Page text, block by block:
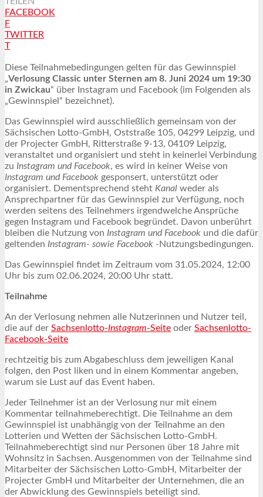
FACEBOOK
F
TWITTER
T
Diese Teilnahmebedingungen gelten für das Gewinnspiel
„Verlosung Classic unter Sternen am 8. Juni 2024 um 19:30
in Zwickau“ über Instagram und Facebook (im Folgenden als
„Gewinnspiel“ bezeichnet).
Das Gewinnspiel wird ausschließlich gemeinsam von der
Sächsischen Lotto-GmbH, Oststraße 105, 04299 Leipzig, und
der Projecter GmbH, Ritterstraße 9-13, 04109 Leipzig,
veranstaltet und organisiert und steht in keinerlei Verbindung
zu Instagram und Facebook, es wird in keiner Weise von
Instagram und Facebook gesponsert, unterstützt oder
organisiert. Dementsprechend steht Kanal weder als
Ansprechpartner für das Gewinnspiel zur Verfügung, noch
werden seitens des Teilnehmers irgendwelche Ansprüche
gegen Instagram und Facebook begründet. Davon unberührt
bleiben die Nutzung von Instagram und Facebook und die dafür
geltenden Instagram- sowie Facebook -Nutzungsbedingungen.
Das Gewinnspiel findet im Zeitraum vom 31.05.2024, 12:00
Uhr bis zum 02.06.2024, 20:00 Uhr statt.
Teilnahme
An der Verlosung nehmen alle Nutzerinnen und Nutzer teil,
die auf der Sachsenlotto-Instagram-Seite oder Sachsenlotto-
Facebook-Seite
rechtzeitig bis zum Abgabeschluss dem jeweiligen Kanal
folgen, den Post liken und in einem Kommentar angeben,
warum sie Lust auf das Event haben.
Jeder Teilnehmer ist an der Verlosung nur mit einem
Kommentar teilnahmeberechtigt. Die Teilnahme an dem
Gewinnspiel ist unabhängig von der Teilnahme an den
Lotterien und Wetten der Sächsischen Lotto-GmbH.
Teilnahmeberechtigt sind nur Personen über 18 Jahre mit
Wohnsitz in Sachsen. Ausgenommen von der Teilnahme sind
Mitarbeiter der Sächsischen Lotto-GmbH, Mitarbeiter der
Projecter GmbH und Mitarbeiter der Unternehmen, die an
der Abwicklung des Gewinnspiels beteiligt sind.